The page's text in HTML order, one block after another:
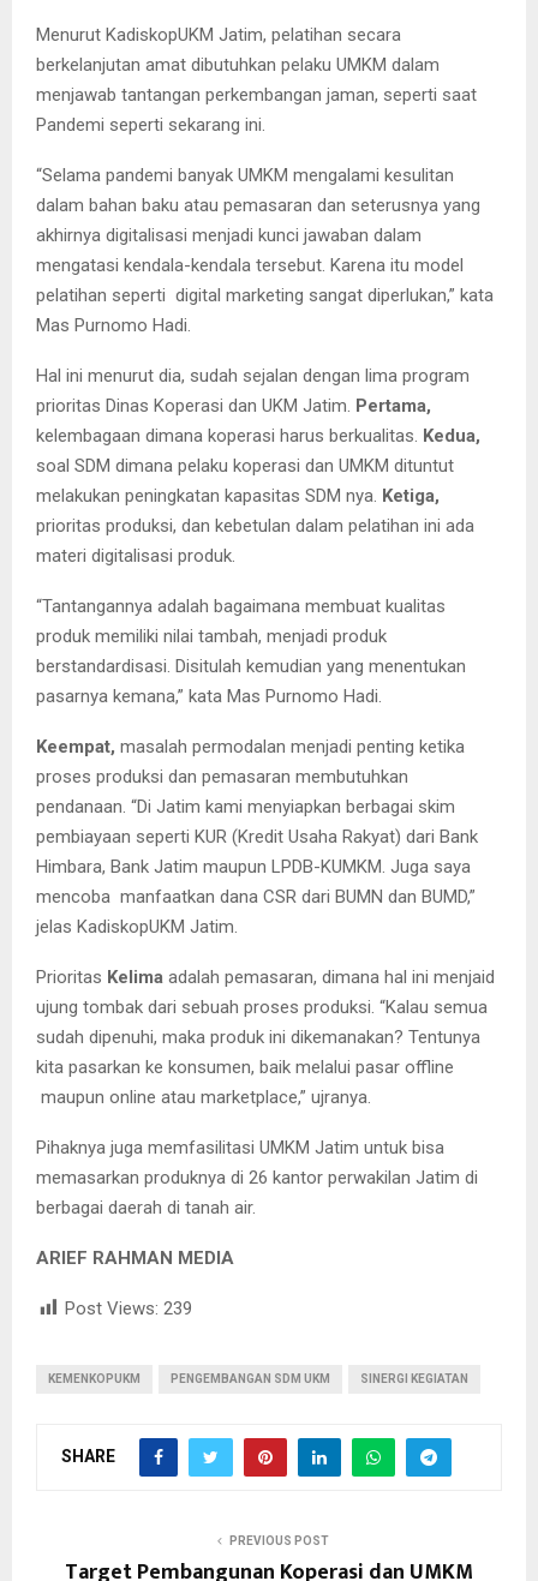
Menurut KadiskopUKM Jatim, pelatihan secara
berkelanjutan amat dibutuhkan pelaku UMKM dalam
menjawab tantangan perkembangan jaman, seperti saat
Pandemi seperti sekarang ini.
“Selama pandemi banyak UMKM mengalami kesulitan
dalam bahan baku atau pemasaran dan seterusnya yang
akhirnya digitalisasi menjadi kunci jawaban dalam
mengatasi kendala-kendala tersebut. Karena itu model
pelatihan seperti digital marketing sangat diperlukan,” kata
Mas Purnomo Hadi.
Hal ini menurut dia, sudah sejalan dengan lima program
prioritas Dinas Koperasi dan UKM Jatim. Pertama,
kelembagaan dimana koperasi harus berkualitas. Kedua,
soal SDM dimana pelaku koperasi dan UMKM dituntut
melakukan peningkatan kapasitas SDM nya. Ketiga,
prioritas produksi, dan kebetulan dalam pelatihan ini ada
materi digitalisasi produk.
“Tantangannya adalah bagaimana membuat kualitas
produk memiliki nilai tambah, menjadi produk
berstandardisasi. Disitulah kemudian yang menentukan
pasarnya kemana,” kata Mas Purnomo Hadi.
Keempat, masalah permodalan menjadi penting ketika
proses produksi dan pemasaran membutuhkan
pendanaan. “Di Jatim kami menyiapkan berbagai skim
pembiayaan seperti KUR (Kredit Usaha Rakyat) dari Bank
Himbara, Bank Jatim maupun LPDB-KUMKM. Juga saya
mencoba manfaatkan dana CSR dari BUMN dan BUMD,”
jelas KadiskopUKM Jatim.
Prioritas Kelima adalah pemasaran, dimana hal ini menjaid
ujung tombak dari sebuah proses produksi. “Kalau semua
sudah dipenuhi, maka produk ini dikemanakan? Tentunya
kita pasarkan ke konsumen, baik melalui pasar offline
maupun online atau marketplace,” ujranya.
Pihaknya juga memfasilitasi UMKM Jatim untuk bisa
memasarkan produknya di 26 kantor perwakilan Jatim di
berbagai daerah di tanah air.
ARIEF RAHMAN MEDIA
Post Views: 239
KEMENKOPUKM PENGEMBANGAN SDM UKM SINERGI KEGIATAN
SHARE
PREVIOUS POST
Target Pembangunan Koperasi dan UMKM